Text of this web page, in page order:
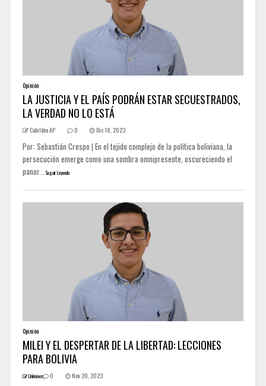
Opinión
LA JUSTICIA Y EL PAÍS PODRÁN ESTAR SECUESTRADOS,
LA VERDAD NO LO ESTÁ
Cabildeo AP 0 Dic 18, 2023
Por: Sebastián Crespo | En el tejido complejo de la política boliviana, la
persecución emerge como una sombra omnipresente, oscureciendo el
panor... Seguir Leyendo
Opinión
MILEI Y EL DESPERTAR DE LA LIBERTAD: LECCIONES
PARA BOLIVIA
Unknown 0 Nov 20, 2023